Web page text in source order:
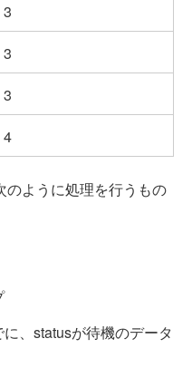
3
3
3
4
ように処理を行うもの
、statusが待機のデータ